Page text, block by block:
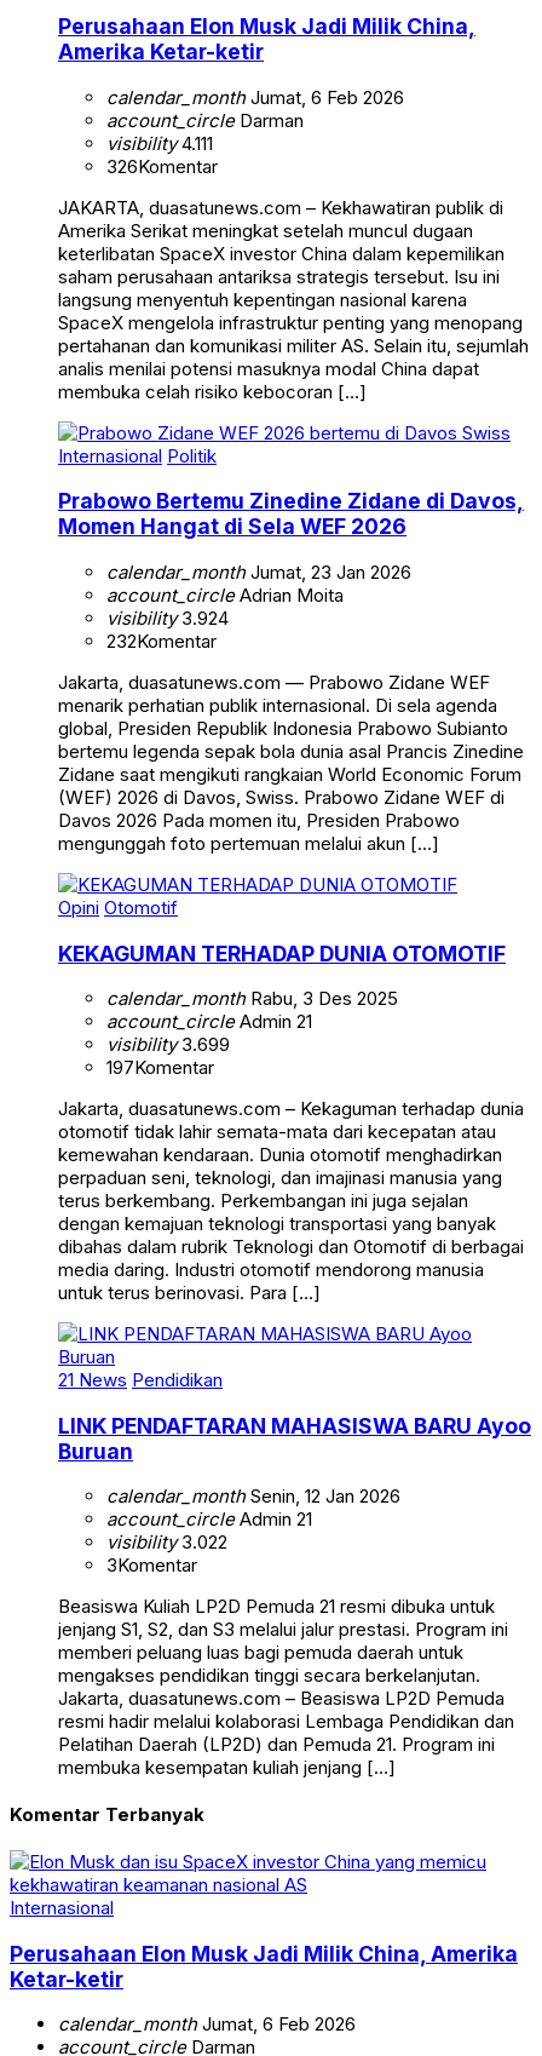
Perusahaan Elon Musk Jadi Milik China,
Amerika Ketar-ketir
calendar_monthJumat, 6 Feb 2026
account_circleDarman
visibility4.111
326Komentar
JAKARTA, duasatunews.com – Kekhawatiran publik di
Amerika Serikat meningkat setelah muncul dugaan
keterlibatan SpaceX investor China dalam kepemilikan
saham perusahaan antariksa strategis tersebut. Isu ini
langsung menyentuh kepentingan nasional karena
SpaceX mengelola infrastruktur penting yang menopang
pertahanan dan komunikasi militer AS. Selain itu, sejumlah
analis menilai potensi masuknya modal China dapat
membuka celah risiko kebocoran […]
Internasional Politik
Prabowo Bertemu Zinedine Zidane di Davos,
Momen Hangat di Sela WEF 2026
calendar_monthJumat, 23 Jan 2026
account_circleAdrian Moita
visibility3.924
232Komentar
Jakarta, duasatunews.com — Prabowo Zidane WEF
menarik perhatian publik internasional. Di sela agenda
global, Presiden Republik Indonesia Prabowo Subianto
bertemu legenda sepak bola dunia asal Prancis Zinedine
Zidane saat mengikuti rangkaian World Economic Forum
(WEF) 2026 di Davos, Swiss. Prabowo Zidane WEF di
Davos 2026 Pada momen itu, Presiden Prabowo
mengunggah foto pertemuan melalui akun […]
Opini Otomotif
KEKAGUMAN TERHADAP DUNIA OTOMOTIF
calendar_monthRabu, 3 Des 2025
account_circleAdmin 21
visibility3.699
197Komentar
Jakarta, duasatunews.com – Kekaguman terhadap dunia
otomotif tidak lahir semata-mata dari kecepatan atau
kemewahan kendaraan. Dunia otomotif menghadirkan
perpaduan seni, teknologi, dan imajinasi manusia yang
terus berkembang. Perkembangan ini juga sejalan
dengan kemajuan teknologi transportasi yang banyak
dibahas dalam rubrik Teknologi dan Otomotif di berbagai
media daring. Industri otomotif mendorong manusia
untuk terus berinovasi. Para […]
21 News Pendidikan
LINK PENDAFTARAN MAHASISWA BARU Ayoo
Buruan
calendar_monthSenin, 12 Jan 2026
account_circleAdmin 21
visibility3.022
3Komentar
Beasiswa Kuliah LP2D Pemuda 21 resmi dibuka untuk
jenjang S1, S2, dan S3 melalui jalur prestasi. Program ini
memberi peluang luas bagi pemuda daerah untuk
mengakses pendidikan tinggi secara berkelanjutan.
Jakarta, duasatunews.com – Beasiswa LP2D Pemuda
resmi hadir melalui kolaborasi Lembaga Pendidikan dan
Pelatihan Daerah (LP2D) dan Pemuda 21. Program ini
membuka kesempatan kuliah jenjang […]
Komentar Terbanyak
Internasional
Perusahaan Elon Musk Jadi Milik China, Amerika
Ketar-ketir
calendar_monthJumat, 6 Feb 2026
account_circleDarman